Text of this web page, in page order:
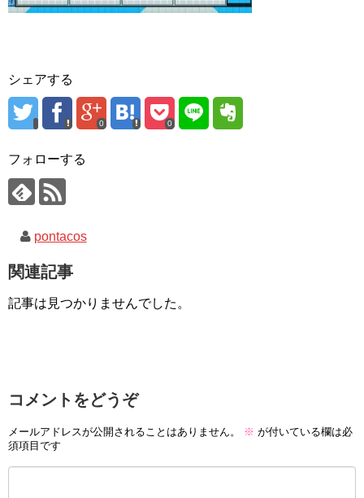
シェアする
0 0
フォローする
pontacos
関連記事
記事は見つかりませんでした。
コメントをどうぞ
メールアドレスが公開されることはありません。 ※ が付いている欄は必
須項目です